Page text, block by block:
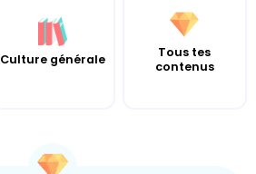
Culture générale
Tous tes
contenus